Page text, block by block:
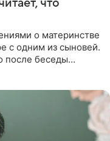
что
о материнстве
с одним из сыновей.
после беседы